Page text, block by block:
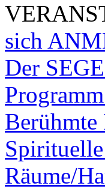
sich
Der
Berühmte
Räume/